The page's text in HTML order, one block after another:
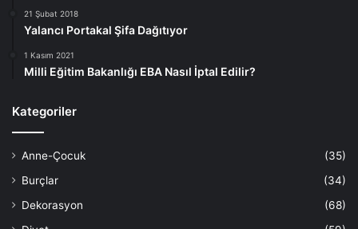
21 Şubat 2018
Yalancı Portakal Şifa Dağıtıyor
1 Kasım 2021
Milli Eğitim Bakanlığı EBA Nasıl İptal Edilir?
Kategoriler
Anne-Çocuk
(35)
Burçlar
(34)
Dekorasyon
(68)